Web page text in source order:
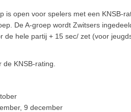
is open voor spelers met een KNSB-
De A-groep wordt Zwitsers
de hele partij + 15 sec/ zet (voor
KNSB-rating.
9 december